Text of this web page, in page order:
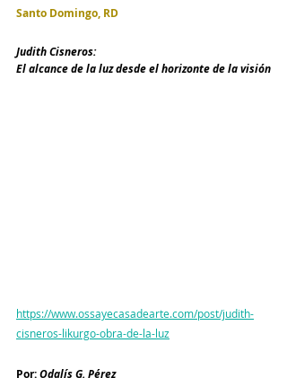
Santo Domingo, RD
Judith Cisneros:
El alcance de la luz desde el horizonte de la visión
https://www.ossayecasadearte.com/post/judith-
cisneros-likurgo-obra-de-la-luz
Por: Odalís G. Pérez